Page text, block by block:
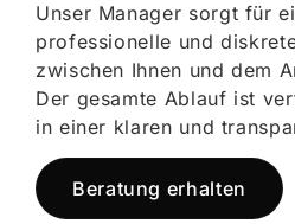
Unser Manager sorgt für
professionelle und
zwischen Ihnen und dem
Der gesamte Ablauf ist
in einer klaren und
Beratung erhalten